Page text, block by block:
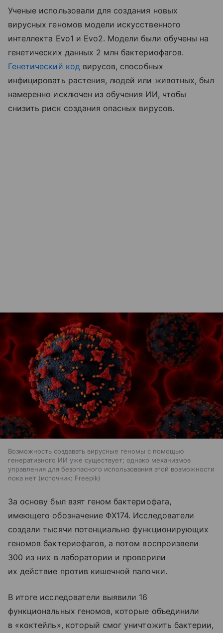
Ученые использовали для создания новых
вирусных геномов модели искусственного
интеллекта Evo1 и Evo2. Модели были обучены на
генетических данных 2 млн бактериофагов.
Генетический кодвирусов, способных
инфицировать растения, людей или животных, был
намеренно исключен из обучения ИИ, чтобы
снизить риск создания опасных вирусов.
Возможность создавать вирусные геномы с помощью
генеративного ИИ уже существует; однако механизмов
управления для безопасного использования этой возможности
пока нет
источник: Freepik
За основу был взят геном бактериофага,
имеющего обозначение ΦX174. Исследователи
создали тысячи потенциально функционирующих
геномов бактериофагов, а потом воспроизвели
300 из них в лаборатории и проверили
их действие против кишечной палочки.
В итоге исследователи выявили 16
функциональных геномов, которые объединили
в «коктейль», который смог уничтожить бактерии,